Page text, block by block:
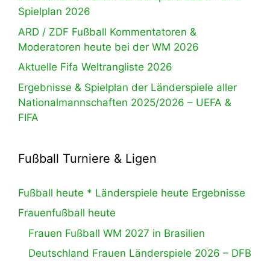
Spielplan 2026
ARD / ZDF Fußball Kommentatoren &
Moderatoren heute bei der WM 2026
Aktuelle Fifa Weltrangliste 2026
Ergebnisse & Spielplan der Länderspiele aller
Nationalmannschaften 2025/2026 – UEFA &
FIFA
Fußball Turniere & Ligen
Fußball heute * Länderspiele heute Ergebnisse
Frauenfußball heute
Frauen Fußball WM 2027 in Brasilien
Deutschland Frauen Länderspiele 2026 – DFB